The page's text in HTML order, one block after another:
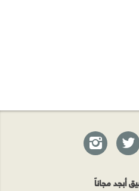
أبجد مجاناً